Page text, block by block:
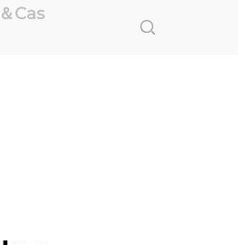
Cas